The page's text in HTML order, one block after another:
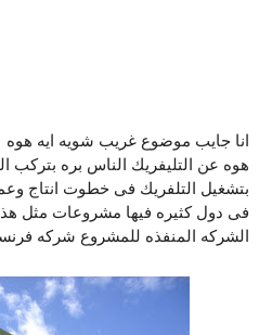
انا جايب موضوع غريب شويه ايه هوه
هوه عن التليفريك الناس بره بتركب
بتشغيل التلفريك فى خطوت انتاج
فى دول كثيره فيها مشروعات مثل
الشركه المنفذه للمشروع شركه